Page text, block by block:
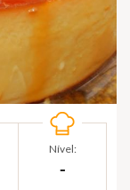
Nível:
‐